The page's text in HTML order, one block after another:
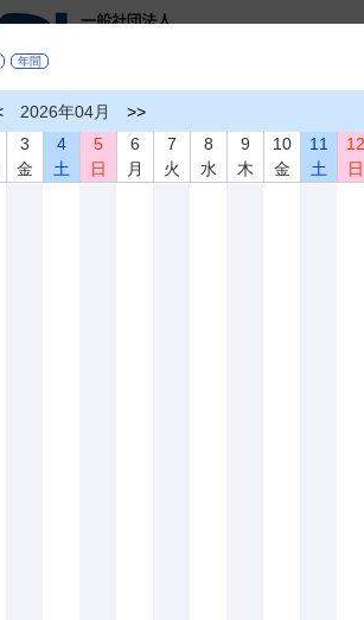
非破壊検査とは
年間
2026年04月
>>
3
金
4
土
5
日
6
月
7
火
8
水
9
木
10
金
11
土
日